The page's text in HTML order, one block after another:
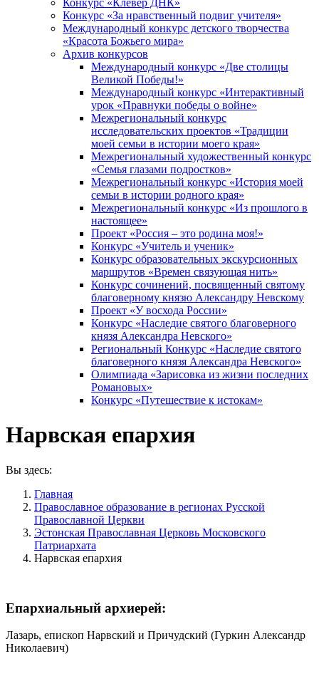
Конкурс «Клевер ДНК»
Конкурс «За нравственный подвиг учителя»
Международный конкурс детского творчества
«Красота Божьего мира»
Архив конкурсов
Международный конкурс «Две столицы
Великой Победы!»
Международный конкурс «Интерактивный
урок «Правнуки победы о войне»
Межрегиональный конкурс
исследовательских проектов «Традиции
моей семьи в истории моего края»
Межрегиональный художественный конкурс
«Семья глазами подростков»
Межрегиональный конкурс «История моей
семьи в истории родного края»
Межрегиональный конкурс «Из прошлого в
настоящее»
Проект «Россия – это родина моя!»
Конкурс «Учитель и ученик»
Конкурс образовательных экскурсионных
маршрутов «Времен связующая нить»
Конкурс сочинений, посвященный святому
благоверному князю Александру Невскому
Проект «У восхода России»
Конкурс «Наследие святого благоверного
князя Александра Невского»
Региональный Конкурс «Наследие святого
благоверного князя Александра Невского»
Олимпиада «Зарисовка из жизни последних
Романовых»
Конкурс «Путешествие к истокам»
Нарвская епархия
Вы здесь:
Главная
Православное образование в регионах Русской
Православной Церкви
Эстонская Православная Церковь Московского
Патриархата
Нарвская епархия
Епархиальный архиерей:
Лазарь, епископ Нарвский и Причудский (Гуркин Александр
Николаевич)